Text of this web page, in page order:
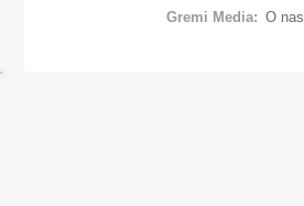
Gremi Media: O nas